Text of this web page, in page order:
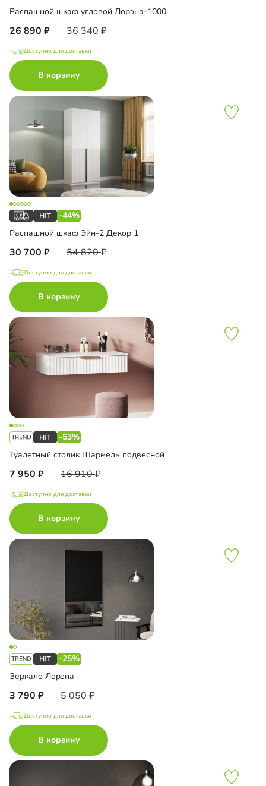
Распашной шкаф угловой Лорэна-1000
26 890 36 340
Доступно для доставки
В корзину
-44%
Распашной шкаф Эйн-2 Декор 1
30 700 54 820
Доступно для доставки
В корзину
-53%
Туалетный столик Шармель подвесной
7 950 16 910
Доступно для доставки
В корзину
-25%
Зеркало Лорэна
3 790 5 050
Доступно для доставки
В корзину